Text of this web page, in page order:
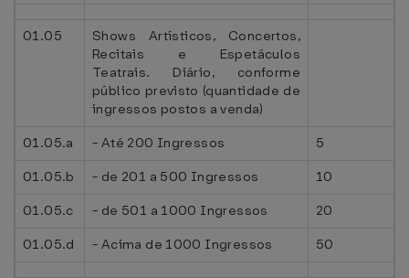
01.05
Shows Artísticos, Concertos,
Recitais e Espetáculos
Teatrais. Diário, conforme
público previsto (quantidade de
ingressos postos a venda)
01.05.a
- Até 200 Ingressos
5
01.05.b
- de 201 a 500 Ingressos
10
01.05.c
- de 501 a 1000 Ingressos
20
01.05.d
- Acima de 1000 Ingressos 50